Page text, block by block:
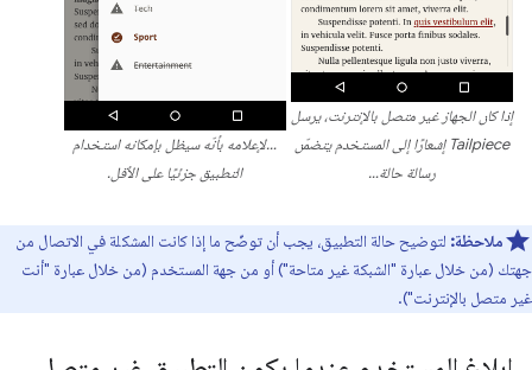
إذا كان الجهاز غير متصل بالإنترنت، يرسل
Tailpiece إشعارًا إلى المستخدم يتضمّن
رسالة حالة…
…لإعلامه بأنّه سيظل بإمكانه استخدام
التطبيق جزئيًا على الأقل.
ملاحظة: لتوضيح حالة التطبيق، يجب أن توضّح ما إذا كانت المشكلة في الاتصال من
جهتك (من خلال عبارة "الشبكة غير متاحة") أو من جهة المستخدم (من خلال عبارة "أنت
غير متصل بالإنترنت").